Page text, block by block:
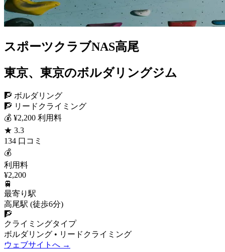
スポーツクラブNAS高尾
東京、東京のボルダリングジム
🧗 ボルダリング
🧗 リードクライミング
💰 ¥2,200 利用料
★ 3.3
134 口コミ
💰
利用料
¥2,200
🚆
最寄り駅
高尾駅 (徒歩6分)
🧗
クライミングタイプ
ボルダリング • リードクライミング
ウェブサイトへ →